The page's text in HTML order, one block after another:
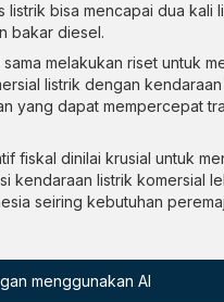
listrik bisa mencapai dua kali
bakar diesel.
melakukan riset untuk
listrik dengan
yang dapat mempercepat
fiskal dinilai krusial untuk
kendaraan listrik komersial
seiring kebutuhan
menggunakan AI